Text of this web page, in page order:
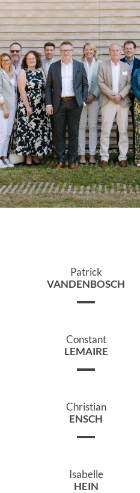
Patrick
VANDENBOSCH
Constant
LEMAIRE
Christian
ENSCH
Isabelle
HEIN